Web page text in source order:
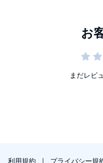
まだレビ
利用規約 プライバシー規